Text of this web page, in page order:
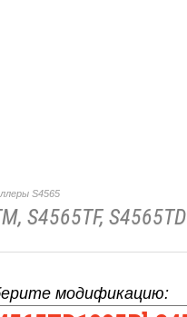
S4565
S4565TF, S4565TD
модификацию: